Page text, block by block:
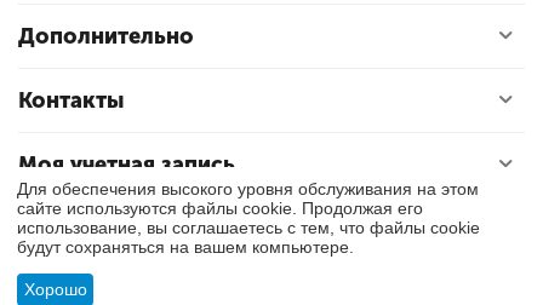
Дополнительно
Контакты
Моя учетная запись
© 2018 - 2026 Exly. Все права защищены.
Для обеспечения высокого уровня обслуживания на этом
сайте используются файлы cookie. Продолжая его
использование, вы соглашаетесь с тем, что файлы cookie
будут сохраняться на вашем компьютере.
Хорошо